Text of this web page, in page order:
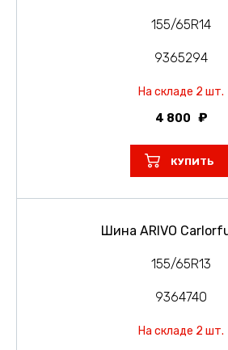
155/65R14
9365294
На складе 2 шт.
4 800
КУПИТЬ
Шина ARIVO
155/65R13
9364740
На складе 2 шт.